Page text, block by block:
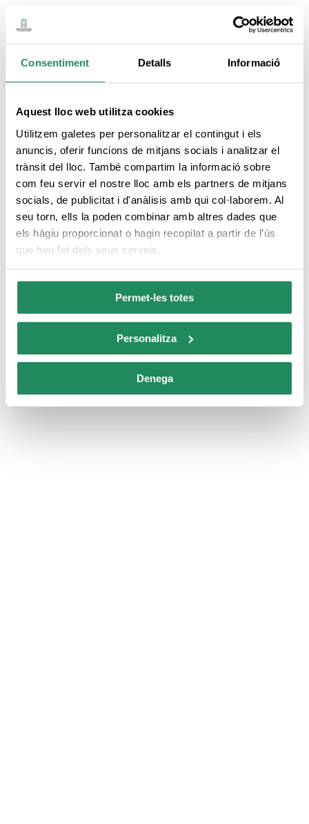
Consentiment Detalls Informació
Aquest lloc web utilitza cookies
Utilitzem galetes per personalitzar el contingut i els
anuncis, oferir funcions de mitjans socials i analitzar el
trànsit del lloc. També compartim la informació sobre
com feu servir el nostre lloc amb els partners de mitjans
socials, de publicitat i d'anàlisis amb qui col·laborem. Al
seu torn, ells la poden combinar amb altres dades que
els hàgiu proporcionat o hagin recopilat a partir de l'ús
que heu fet dels seus serveis.
Permet-les totes
Personalitza
Denega
Hotel HTOP Palm Beach & SPA
Hotels